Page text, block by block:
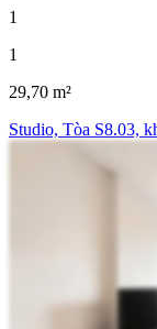
1
1
29,70 m²
Studio, Tòa S8.03,